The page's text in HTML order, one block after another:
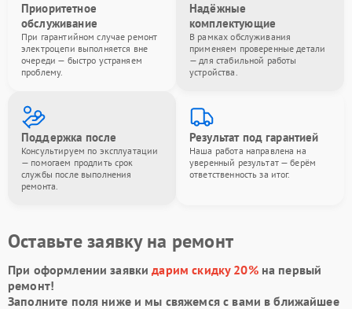
Приоритетное
обслуживание
При гарантийном случае ремонт
электроцепи выполняется вне
очереди — быстро устраняем
проблему.
Надёжные
комплектующие
В рамках обслуживания
применяем проверенные детали
— для стабильной работы
устройства.
Поддержка после
Консультируем по эксплуатации
— помогаем продлить срок
службы после выполнения
ремонта.
Результат под гарантией
Наша работа направлена на
уверенный результат — берём
ответственность за итог.
Оставьте заявку на ремонт
При оформлении заявкидарим скидку 20%на первый
ремонт!
Заполните поля ниже и мы свяжемся с вами в ближайшее